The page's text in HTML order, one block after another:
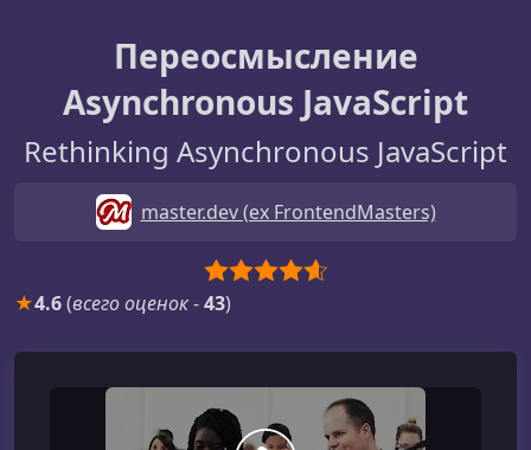
Переосмысление
Asynchronous JavaScript
Rethinking Asynchronous JavaScript
master.dev (ex FrontendMasters)
★4.6(всего оценок-43)